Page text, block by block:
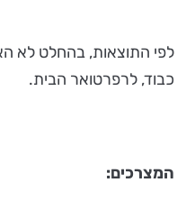
לפי התוצאות, בהחלט לא
כבוד, לרפרטואר הבית.
המצרכים: